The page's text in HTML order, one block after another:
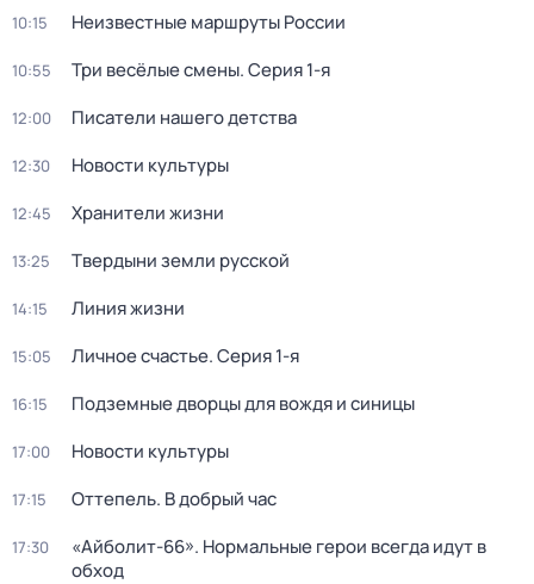
10:15 Неизвестные маршруты России
10:55 Три весёлые смены. Серия 1-я
12:00 Писатели нашего детства
12:30 Новости культуры
12:45 Хранители жизни
13:25 Твердыни земли русской
14:15 Линия жизни
15:05 Личное счастье. Серия 1-я
16:15 Подземные дворцы для вождя и синицы
17:00 Новости культуры
17:15 Оттепель. В добрый час
17:30
«Айболит-66». Нормальные герои всегда идут в
обход